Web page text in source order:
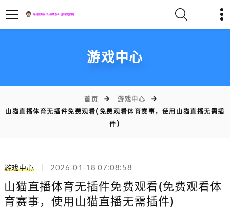
游戏中心
首页
游戏中心
山猫直播体育无插件免费观看(免费观看体育赛事，使用山猫直播无需插
件)
游戏中心 2026-01-18 07:08:58
山猫直播体育无插件免费观看(免费观看体
育赛事，使用山猫直播无需插件)